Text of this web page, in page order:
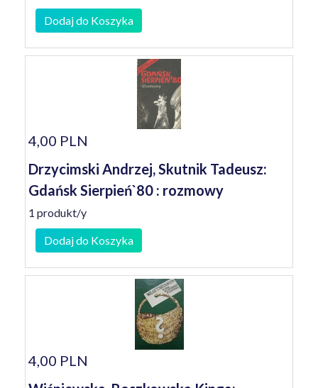
Dodaj do Koszyka
4,00 PLN
Drzycimski Andrzej, Skutnik Tadeusz:
Gdańsk Sierpień`80 : rozmowy
1 produkt/y
Dodaj do Koszyka
4,00 PLN